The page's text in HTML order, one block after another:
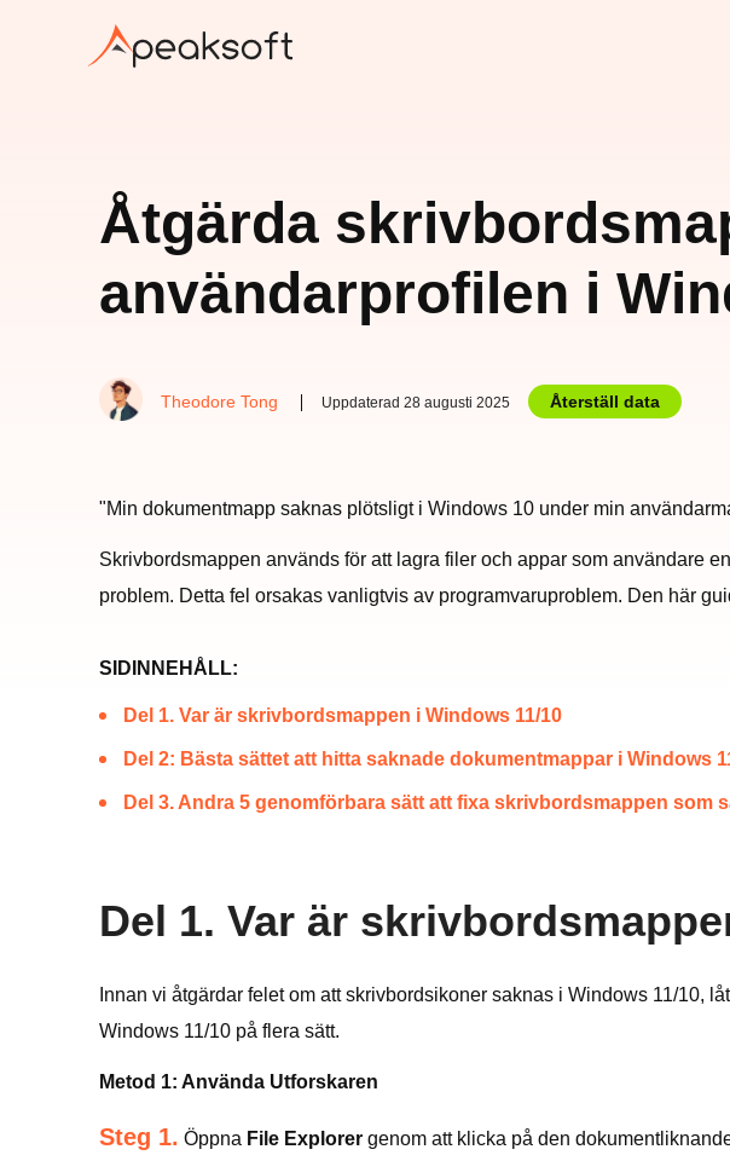
Åtgärda
användarprofilen i
Theodore Tong Uppdaterad 28 augusti 2025 Återställ data
"Min dokumentmapp saknas plötsligt i Windows 10 under min
Skrivbordsmappen används för att lagra filer och appar som användare
problem. Detta fel orsakas vanligtvis av programvaruproblem. Den här
SIDINNEHÅLL:
Del 1. Var är skrivbordsmappen i Windows 11/10
Del 2: Bästa sättet att hitta saknade dokumentmappar i Windows
Del 3. Andra 5 genomförbara sätt att fixa skrivbordsmappen som
Del 1. Var är
Innan vi åtgärdar felet om att skrivbordsikoner saknas i Windows 11/10,
Windows 11/10 på flera sätt.
Metod 1: Använda Utforskaren
Steg 1. Öppna File Explorer genom att klicka på den